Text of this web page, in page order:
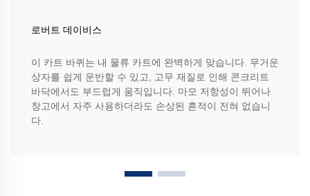
로버트 데이비스
이 카트 바퀴는 내 물류 카트에 완벽하게 맞습니다. 무거운
상자를 쉽게 운반할 수 있고, 고무 재질로 인해 콘크리트
바닥에서도 부드럽게 움직입니다. 마모 저항성이 뛰어나
창고에서 자주 사용하더라도 손상된 흔적이 전혀 없습니
다.